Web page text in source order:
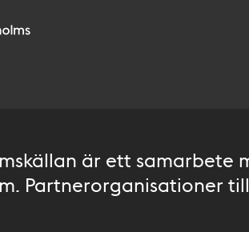
är ett samarbete
Partnerorganisationer